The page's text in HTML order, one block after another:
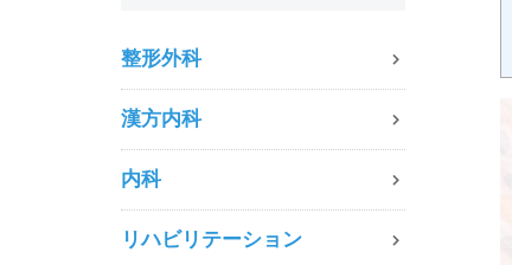
整形外科
漢方内科
内科
リハビリテーション